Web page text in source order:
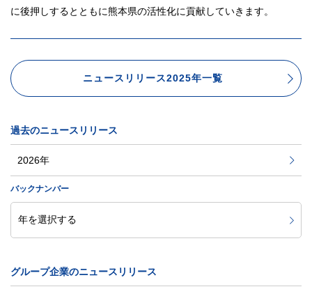
に後押しするとともに熊本県の活性化に貢献していきます。
ニュースリリース2025年一覧
過去のニュースリリース
2026年
バックナンバー
グループ企業のニュースリリース